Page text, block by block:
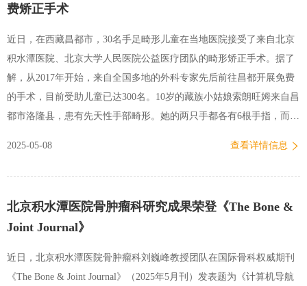
品检定研究院徐丽明研究员、首都医科大学刘芳教授、清华大学朱岩
教授、人体器官捐献管理中心侯峰忠主任分别作专题报告，从原材料
获取与院企协同创新机制、同种异体材料标准化及质量追溯体系、动
态伦理审查机制与伦理实践路径、组织移植可信数据空间构建助力精
准医疗、器官捐献“中国模式”及统一平台建设与政策优化等方面，…
费矫正手术
近日，在西藏昌都市，30名手足畸形儿童在当地医院接受了来自北京
积水潭医院、北京大学人民医院公益医疗团队的畸形矫正手术。据了
解，从2017年开始，来自全国多地的外科专家先后前往昌都开展免费
的手术，目前受助儿童已达300名。10岁的藏族小姑娘索朗旺姆来自昌
都市洛隆县，患有先天性手部畸形。她的两只手都各有6根手指，而且
在发挥不了这些功能。这个手术的价值是非常大的，会有很大改变。5
抓握、拿捏，恢复手部正常动作，未来她还将进行左手的手术。此次
公益行动，共有30名手足畸形儿童进行了免费手术。据了解，西藏昌
都地区是先天性手足畸形的高发地区，据专家的调查和估算，当地人
口发病率大约达到千分之二，其中一部分属于特别严重的畸形。从
2025-05-08 查看详情信息
北京积水潭医院骨肿瘤科研究成果荣登《The Bone &
Joint Journal》
近日，北京积水潭医院骨肿瘤科刘巍峰教授团队在国际骨科权威期刊
《The Bone & Joint Journal》（2025年5月刊）发表题为《计算机导航